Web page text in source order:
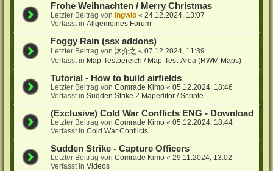
Frohe Weihnachten / Merry Christmas
Letzter Beitrag vonIngwio «24.12.2024, 13:07
Verfasst inAllgemeines Forum
Foggy Rain (ssx addons)
Letzter Beitrag von沐介之 «07.12.2024, 11:39
Verfasst in Map-Testbereich / Map-Test-Area (RWM Maps)
Tutorial - How to build airfields
Letzter Beitrag vonComrade Kimo «05.12.2024, 18:46
Verfasst inSudden Strike 2 Mapeditor / Scripte
(Exclusive) Cold War Conflicts ENG - Download
Letzter Beitrag vonComrade Kimo «05.12.2024, 18:44
Verfasst inCold War Conflicts
Sudden Strike - Capture Officers
Letzter Beitrag vonComrade Kimo «29.11.2024, 13:02
Verfasst inVideos